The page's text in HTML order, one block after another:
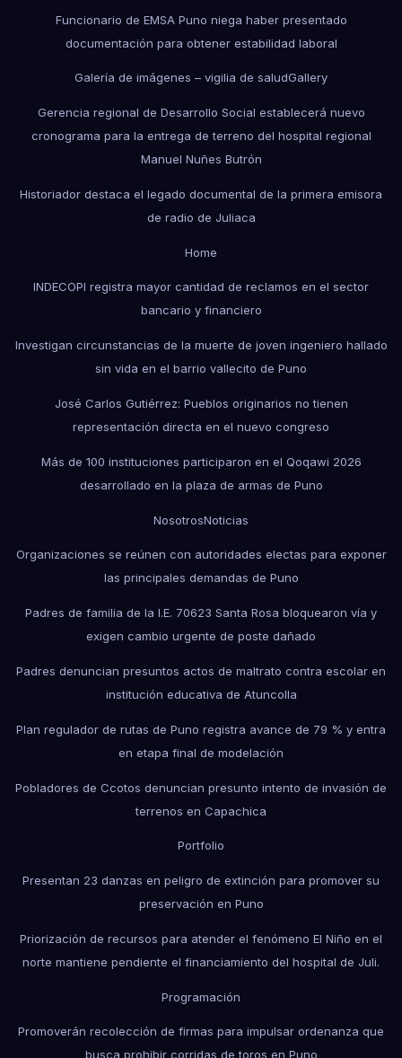
Funcionario de EMSA Puno niega haber presentado
documentación para obtener estabilidad laboral
Galería de imágenes – vigilia de saludGallery
Gerencia regional de Desarrollo Social establecerá nuevo
cronograma para la entrega de terreno del hospital regional
Manuel Nuñes Butrón
Historiador destaca el legado documental de la primera emisora
de radio de Juliaca
Home
INDECOPI registra mayor cantidad de reclamos en el sector
bancario y financiero
Investigan circunstancias de la muerte de joven ingeniero hallado
sin vida en el barrio vallecito de Puno
José Carlos Gutiérrez: Pueblos originarios no tienen
representación directa en el nuevo congreso
Más de 100 instituciones participaron en el Qoqawi 2026
desarrollado en la plaza de armas de Puno
NosotrosNoticias
Organizaciones se reúnen con autoridades electas para exponer
las principales demandas de Puno
Padres de familia de la I.E. 70623 Santa Rosa bloquearon vía y
exigen cambio urgente de poste dañado
Padres denuncian presuntos actos de maltrato contra escolar en
institución educativa de Atuncolla
Plan regulador de rutas de Puno registra avance de 79 % y entra
en etapa final de modelación
Pobladores de Ccotos denuncian presunto intento de invasión de
terrenos en Capachica
Portfolio
Presentan 23 danzas en peligro de extinción para promover su
preservación en Puno
Priorización de recursos para atender el fenómeno El Niño en el
norte mantiene pendiente el financiamiento del hospital de Juli.
Programación
Promoverán recolección de firmas para impulsar ordenanza que
busca prohibir corridas de toros en Puno